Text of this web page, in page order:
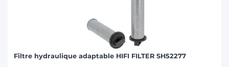
Filtre hydraulique adaptable HIFI FILTER SH52277